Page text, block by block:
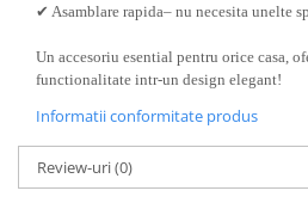
Diverse pentru casa si camping
Feronerie
Balamale si zavoare
Broaste si clante
Accesorii litiere
Accesorii pentru animale
✔ Asamblare rapida– nu necesita unelte
Un accesoriu esential pentru orice casa,
functionalitate intr-un design elegant!
Informatii conformitate produs
Review-uri(0)